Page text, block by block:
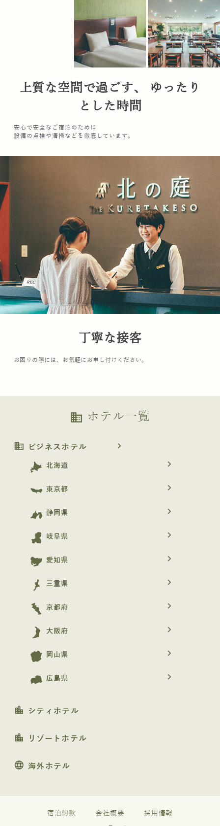
上質な空間で過ごす、 ゆったり
とした時間
安心で安全なご宿泊のために
設備の点検や清掃などを徹底しています。
丁寧な接客
お困りの際には、お気軽にお申し付けください。
business ホテル一覧
business ビジネスホテル navigate_next
北海道 navigate_next
東京都 navigate_next
静岡県 navigate_next
岐阜県 navigate_next
愛知県 navigate_next
三重県 navigate_next
京都府 navigate_next
大阪府 navigate_next
岡山県 navigate_next
広島県 navigate_next
location_city シティホテル
location_city リゾートホテル
language 海外ホテル
宿泊約款 会社概要 採用情報